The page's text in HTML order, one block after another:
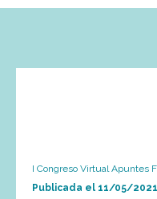
I Congreso Virtual Apuntes
Publicada el 11/05/2021